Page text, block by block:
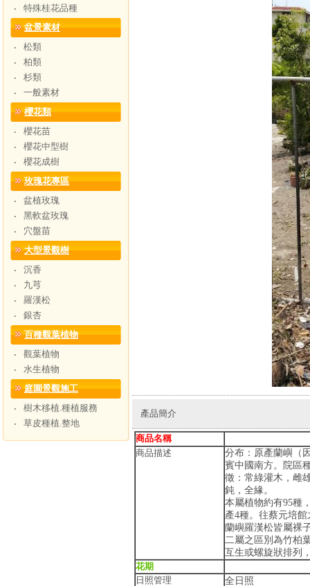
‧
特殊桂花品種
盆景素材
‧
松類
‧
柏類
‧
杉類
‧
一般素材
櫻花類
‧
櫻花苗
‧
櫻花中型樹
‧
櫻花成樹
玫瑰花專區
‧
盆植玫瑰
‧
黑軟盆玫瑰
‧
穴盤苗
大型景觀樹
‧
沉香
‧
九芎
‧
羅漢松
‧
銀杏
百種觀葉植物
‧
觀葉植物
‧
水生植物
庭園景觀施工
‧
樹木移植.種植服務
‧
草皮種植.整地
產品簡介
商品名稱
商品描述
分布：原產蘭嶼（
賓中國南方。院區
徵：常綠灌木，雌
鈍，全緣。
本屬植物約有95種
產4種。往蔡元培
蘭嶼羅漢松皆屬裸
二屬之區別為竹柏
互生或螺旋狀排列
花期
日照管理
全日照